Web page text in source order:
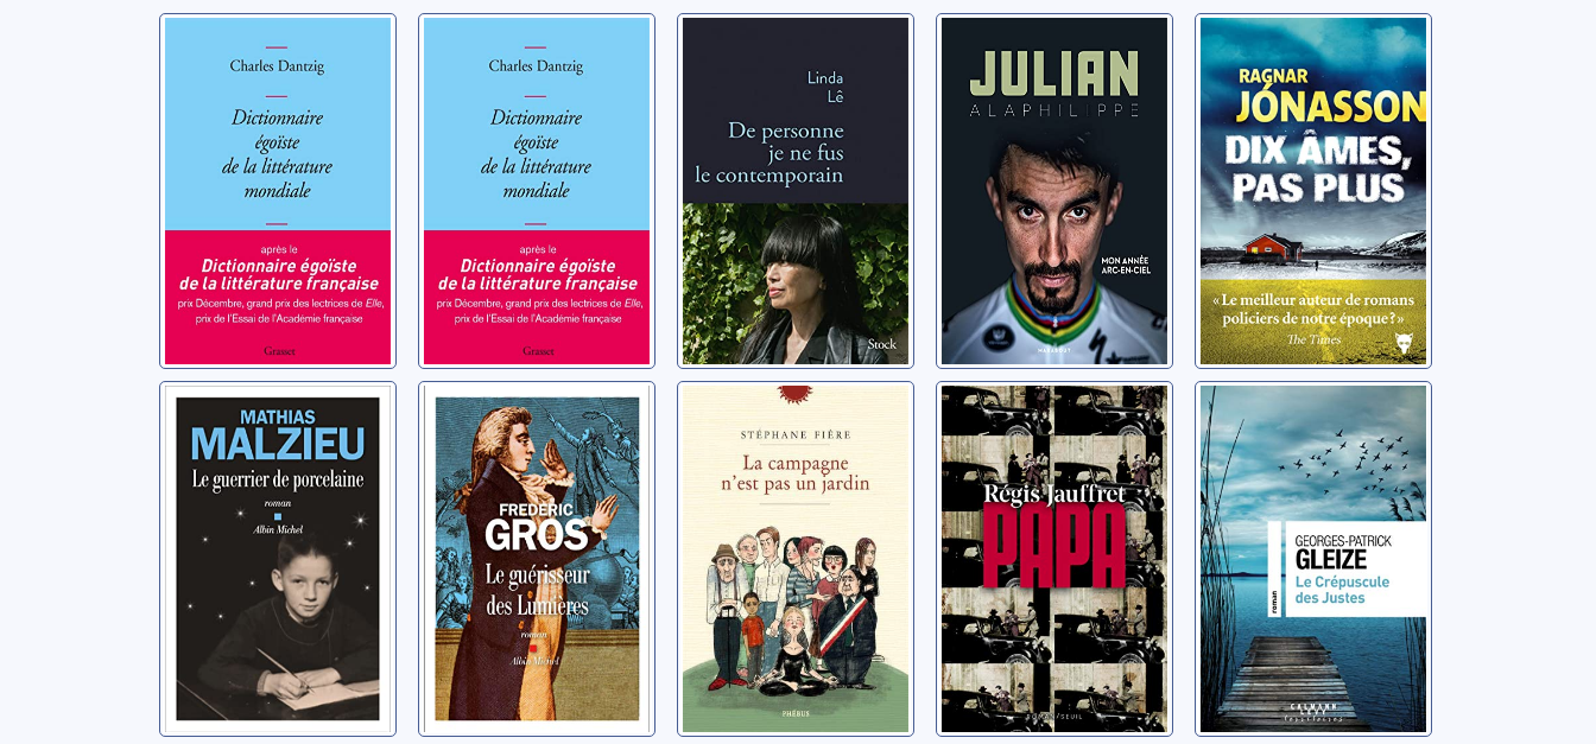
égoïste de la
littérature
mondiale - cd1
Dantzig, Charles
égoïste de la
littérature
mondiale - cd2
Dantzig, Charles
contemporain
Lê, Linda
Alaphilippe, Julian
Dix âmes, pas
plus
Ragnar Jonasson
Le guerrier de
porcelaine
Malzieu, Mathias
Le guérisseur
des Lumières
Gros, Frédéric
La campagne
n'est pas un
jardin
Fière, Stéphane
Papa
Jauffret, Régis
Le crépuscule
des Justes
Gleize, Georges-Patrick